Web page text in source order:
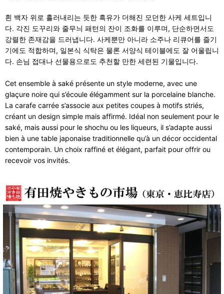
흰 백자 위로 흘러내리는 듯한 흑유가 더해진 모던한 사케 세트입니
다. 각진 도꾸리와 줄무늬 패턴의 잔이 조화를 이루며, 단순하면서도
강렬한 존재감을 드러냅니다. 사케뿐만 아니라 소주나 리큐어를 즐기
기에도 적합하며, 일본식 식탁은 물론 서양식 테이블에도 잘 어울립니
다. 손님 접대나 선물용으로도 추천할 만한 세련된 기물입니다.
Cet ensemble à saké présente un style moderne, avec une
glaçure noire qui s’écoule élégamment sur la porcelaine blanche.
La carafe carrée s’associe aux petites coupes à motifs striés,
créant un design simple mais affirmé. Idéal non seulement pour le
saké, mais aussi pour le shochu ou les liqueurs, il s’adapte aussi
bien à une table japonaise traditionnelle qu’à un décor occidental
contemporain. Un choix raffiné et élégant, parfait pour offrir ou
recevoir vos invités.